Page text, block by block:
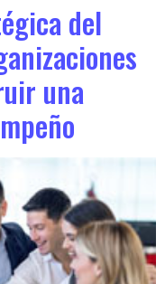
del
una